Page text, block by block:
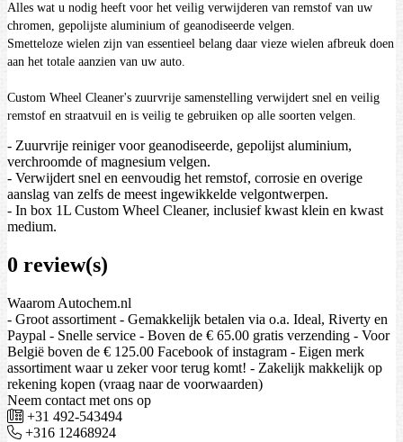
Alles wat u nodig heeft voor het veilig verwijderen van remstof van uw
chromen, gepolijste aluminium of geanodiseerde velgen.
Smetteloze wielen zijn van essentieel belang daar vieze wielen afbreuk doen
aan het totale aanzien van uw auto.
Custom Wheel Cleaner's zuurvrije samenstelling verwijdert snel en veilig
remstof en straatvuil en is veilig te gebruiken op alle soorten velgen.
- Zuurvrije reiniger voor geanodiseerde, gepolijst aluminium,
verchroomde of magnesium velgen.
- Verwijdert snel en eenvoudig het remstof, corrosie en overige
aanslag van zelfs de meest ingewikkelde velgontwerpen.
- In box 1L Custom Wheel Cleaner, inclusief kwast klein en kwast
medium.
0 review(s)
Waarom Autochem.nl
- Groot assortiment - Gemakkelijk betalen via o.a. Ideal, Riverty en
Paypal - Snelle service - Boven de € 65.00 gratis verzending - Voor
België boven de € 125.00 Facebook of instagram - Eigen merk
assortiment waar u zeker voor terug komt! - Zakelijk makkelijk op
rekening kopen (vraag naar de voorwaarden)
Neem contact met ons op
+31 492-543494
+316 12468924